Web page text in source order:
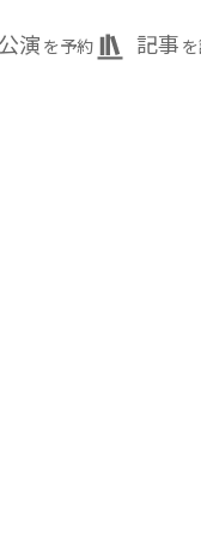
公演 を予約 記事